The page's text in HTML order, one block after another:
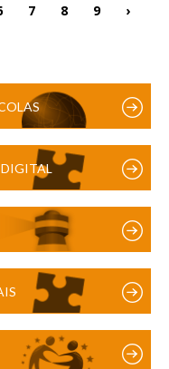
7 8 9 ›